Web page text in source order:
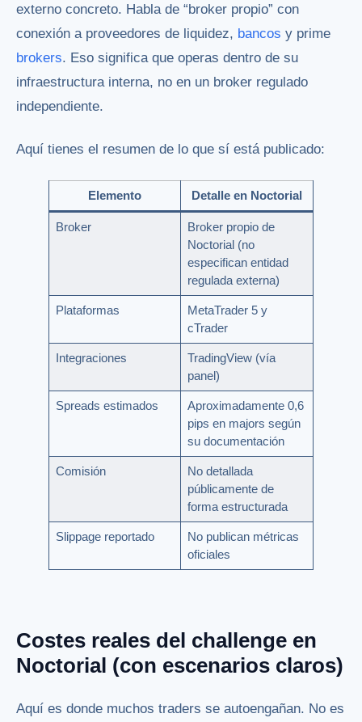
externo concreto. Habla de “broker propio” con
conexión a proveedores de liquidez, bancos y prime
brokers. Eso significa que operas dentro de su
infraestructura interna, no en un broker regulado
independiente.
Aquí tienes el resumen de lo que sí está publicado:
Elemento Detalle en Noctorial
Broker
Broker propio de
Noctorial (no
especifican entidad
regulada externa)
Plataformas
MetaTrader 5 y
cTrader
Integraciones
TradingView (vía
panel)
Spreads estimados
Aproximadamente 0,6
pips en majors según
su documentación
Comisión
No detallada
públicamente de
forma estructurada
Slippage reportado
No publican métricas
oficiales
Costes reales del challenge en
Noctorial (con escenarios claros)
Aquí es donde muchos traders se autoengañan. No es